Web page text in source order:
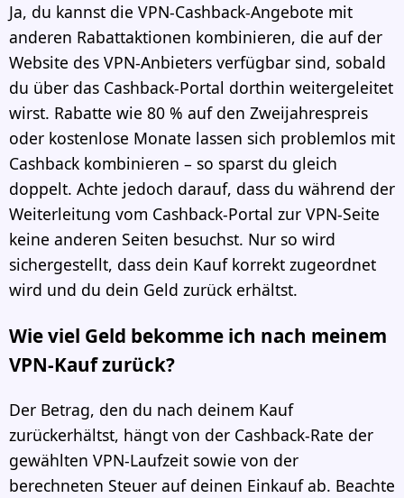
Ja, du kannst die VPN-Cashback-Angebote mit
anderen Rabattaktionen kombinieren, die auf der
Website des VPN-Anbieters verfügbar sind, sobald
du über das Cashback-Portal dorthin weitergeleitet
wirst. Rabatte wie 80 % auf den Zweijahrespreis
oder kostenlose Monate lassen sich problemlos mit
Cashback kombinieren – so sparst du gleich
doppelt. Achte jedoch darauf, dass du während der
Weiterleitung vom Cashback-Portal zur VPN-Seite
keine anderen Seiten besuchst. Nur so wird
sichergestellt, dass dein Kauf korrekt zugeordnet
wird und du dein Geld zurück erhältst.
Wie viel Geld bekomme ich nach meinem
VPN-Kauf zurück?
Der Betrag, den du nach deinem Kauf
zurückerhältst, hängt von der Cashback-Rate der
gewählten VPN-Laufzeit sowie von der
berechneten Steuer auf deinen Einkauf ab. Beachte